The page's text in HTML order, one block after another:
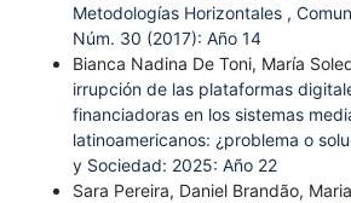
Metodologías Horizontales ,
Núm. 30 (2017): Año 14
Bianca Nadina De Toni, María
irrupción de las plataformas
financiadoras en los sistemas
latinoamericanos: ¿problema o
y Sociedad: 2025: Año 22
Sara Pereira, Daniel Brandão,